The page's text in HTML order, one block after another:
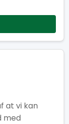
at vi kan
med